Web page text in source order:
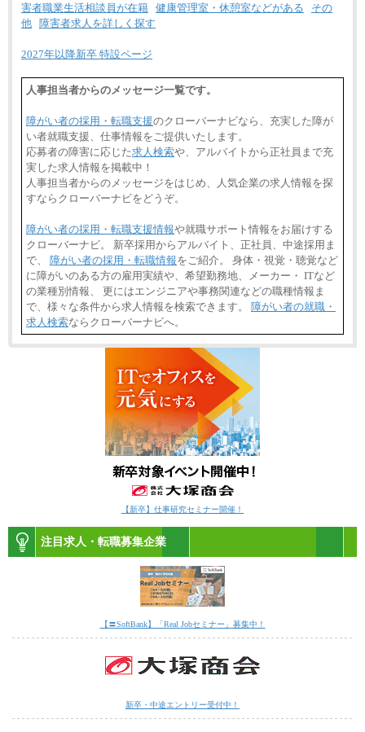
害者職業生活相談員が在籍 健康管理室・休憩室などがある
その
他
障害者求人を詳しく探す
2027年以降新卒 特設ページ
人事担当者からのメッセージ一覧です。
障がい者の採用・転職支援のクローバーナビなら、充実した障が
い者就職支援、仕事情報をご提供いたします。
応募者の障害に応じた求人検索や、アルバイトから正社員まで充
実した求人情報を掲載中！
人事担当者からのメッセージをはじめ、人気企業の求人情報を探
すならクローバーナビをどうぞ。
障がい者の採用・転職支援情報や就職サポート情報をお届けする
クローバーナビ。 新卒採用からアルバイト、正社員、中途採用ま
で、 障がい者の採用・転職情報をご紹介。 身体・視覚・聴覚など
に障がいのある方の雇用実績や、希望勤務地、メーカー・ ITなど
の業種別情報、 更にはエンジニアや事務関連などの職種情報ま
で、様々な条件から求人情報を検索できます。 障がい者の就職・
求人検索ならクローバーナビへ。
【新卒】仕事研究セミナー開催！
注目求人・転職募集企業
【〓SoftBank】「Real Jobセミナー」募集中！
新卒・中途エントリー受付中！